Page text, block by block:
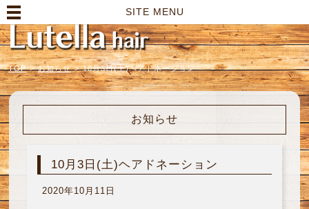
SITE MENU
TOP > お知らせ > 10月3日(土)ヘアドネーション
お知らせ
10月3日(土)ヘアドネーション
2020年10月11日